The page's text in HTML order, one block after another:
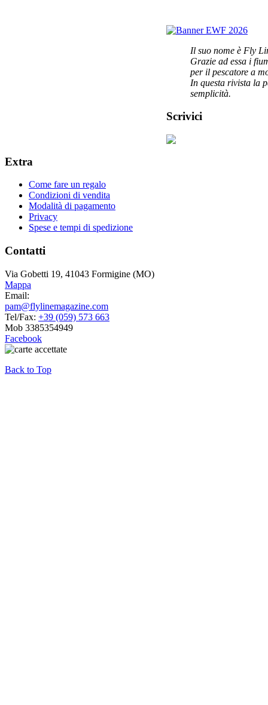
Il suo nome è Fly
Grazie ad essa i
per il pescatore a
In questa rivista la
semplicità.
Scrivici
Extra
Come fare un regalo
Condizioni di vendita
Modalità di pagamento
Privacy
Spese e tempi di spedizione
Contatti
Via Gobetti 19, 41043 Formigine (MO)
Mappa
Email:
pam@flylinemagazine.com
Tel/Fax: +39 (059) 573 663
Mob 3385354949
Facebook
Back to Top